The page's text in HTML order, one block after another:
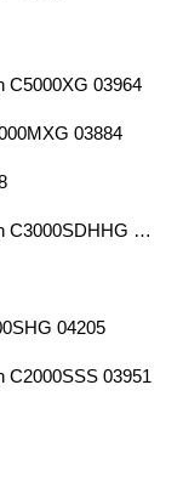
C5000XG 03964
03884
禧玛诺19款万奎士，SHIMANO 19 Vanquish C3000SDHHG 03959
04205
C2000SSS 03951